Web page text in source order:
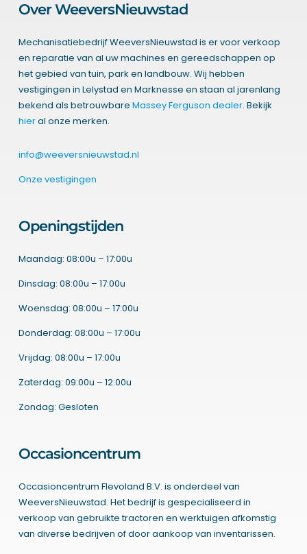
Over WeeversNieuwstad
Mechanisatiebedrijf WeeversNieuwstad is er voor verkoop
en reparatie van al uw machines en gereedschappen op
het gebied van tuin, park en landbouw. Wij hebben
vestigingen in Lelystad en Marknesse en staan al jarenlang
bekend als betrouwbare Massey Ferguson dealer. Bekijk
hieral onze merken.
info@weeversnieuwstad.nl
Onze vestigingen
Openingstijden
Maandag: 08:00u – 17:00u
Dinsdag: 08:00u – 17:00u
Woensdag: 08:00u – 17:00u
Donderdag: 08:00u – 17:00u
Vrijdag: 08:00u – 17:00u
Zaterdag: 09:00u – 12:00u
Zondag: Gesloten
Occasioncentrum
Occasioncentrum Flevoland B.V. is onderdeel van
WeeversNieuwstad. Het bedrijf is gespecialiseerd in
verkoop van gebruikte tractoren en werktuigen afkomstig
van diverse bedrijven of door aankoop van inventarissen.